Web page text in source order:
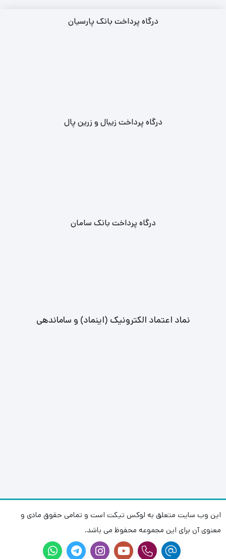
درگاه پرداخت بانک پارسیان
درگاه پرداخت زیبال و زرین پال
درگاه پرداخت بانک سامان
نماد اعتماد الکترونیک (اینماد) و ساماندهی
این وب سایت متعلق به لوکس تیکت است و تمامی حقوق مادی و
معنوی آن برای این مجموعه محفوظ می باشد.